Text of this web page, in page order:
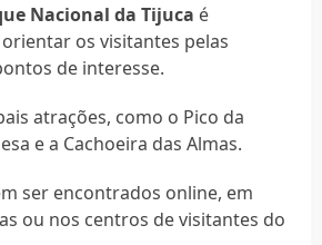
Nacional da Tijuca é
os visitantes pelas
de interesse.
atrações, como o Pico da
e a Cachoeira das Almas.
ser encontrados online, em
ou nos centros de visitantes do